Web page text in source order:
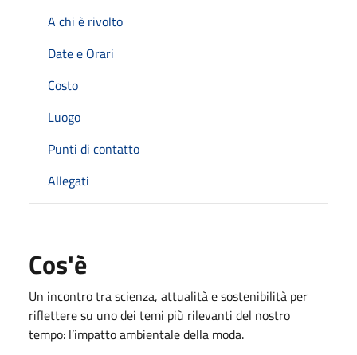
A chi è rivolto
Date e Orari
Costo
Luogo
Punti di contatto
Allegati
Cos'è
Un incontro tra scienza, attualità e sostenibilità per
riflettere su uno dei temi più rilevanti del nostro
tempo: l’impatto ambientale della moda.